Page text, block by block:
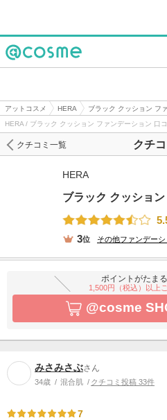
アットコスメ HERA ブラック クッション フ
HERA / ブラック クッション ファンデーション 口コ
クチコ
クチコミ一覧
HERA
ブラック クッショ
3位 その他ファンデーシ
ポイントがたま
1,500円（税込）以上
@cosme
みさみさぶさん
34歳 混合肌 クチコミ投稿 33件
7